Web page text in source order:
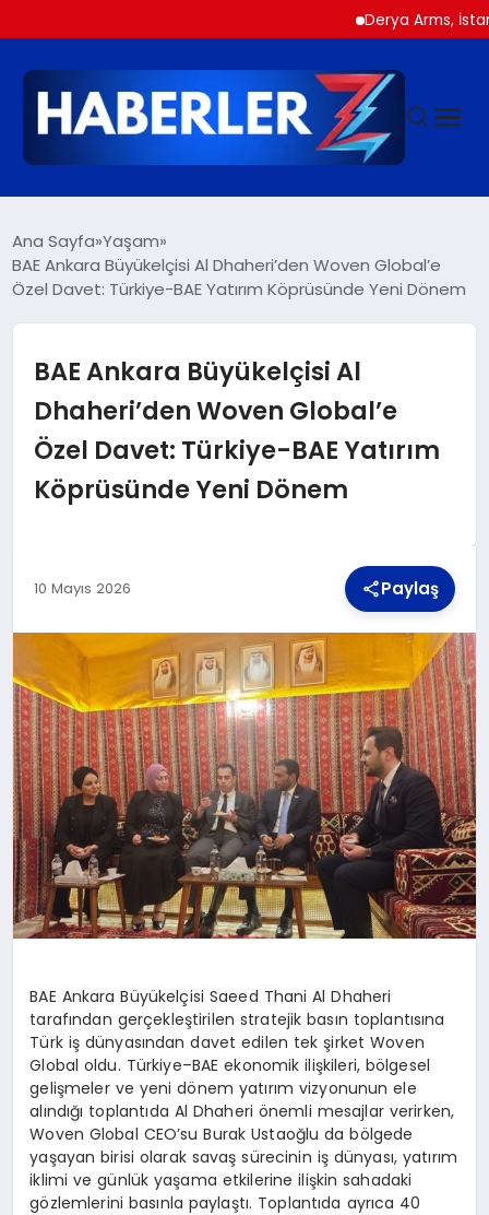
Derya Arms, İstanbul
SIYASET
DÜNYA
EKONOMI
SPOR
YAŞAM
Ana Sayfa Yaşam
BAE Ankara Büyükelçisi Al Dhaheri’den Woven Global’e
Özel Davet: Türkiye-BAE Yatırım Köprüsünde Yeni Dönem
BAE Ankara Büyükelçisi Al
Dhaheri’den Woven Global’e
Özel Davet: Türkiye-BAE Yatırım
Köprüsünde Yeni Dönem
10 Mayıs 2026 Paylaş
BAE Ankara Büyükelçisi Saeed Thani AlDhaheri
tarafından gerçekleştirilen stratejik basın toplantısına
Türk iş dünyasından davet edilen tek şirketWoven
Global oldu. Türkiye–BAE ekonomik ilişkileri, bölgesel
gelişmeler ve yeni dönem yatırım vizyonunun ele
alındığı toplantıda Al Dhaheri önemli mesajlar verirken,
Woven Global CEO’su Burak Ustaoğlu da bölgede
yaşayan birisi olarak savaş sürecinin iş dünyası, yatırım
iklimi ve günlük yaşama etkilerine ilişkin sahadaki
gözlemlerini basınla paylaştı. Toplantıda ayrıca 40